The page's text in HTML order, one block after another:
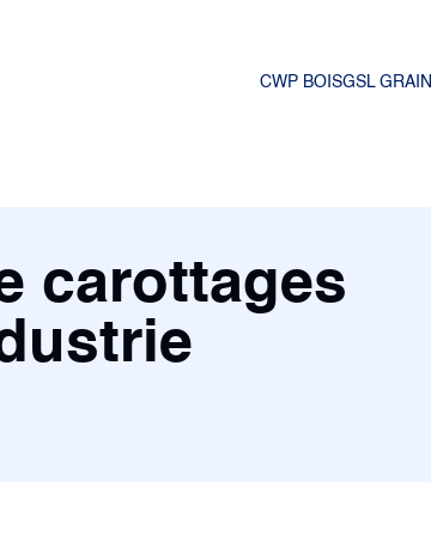
CWP BOISGSL GRAIN
carottages